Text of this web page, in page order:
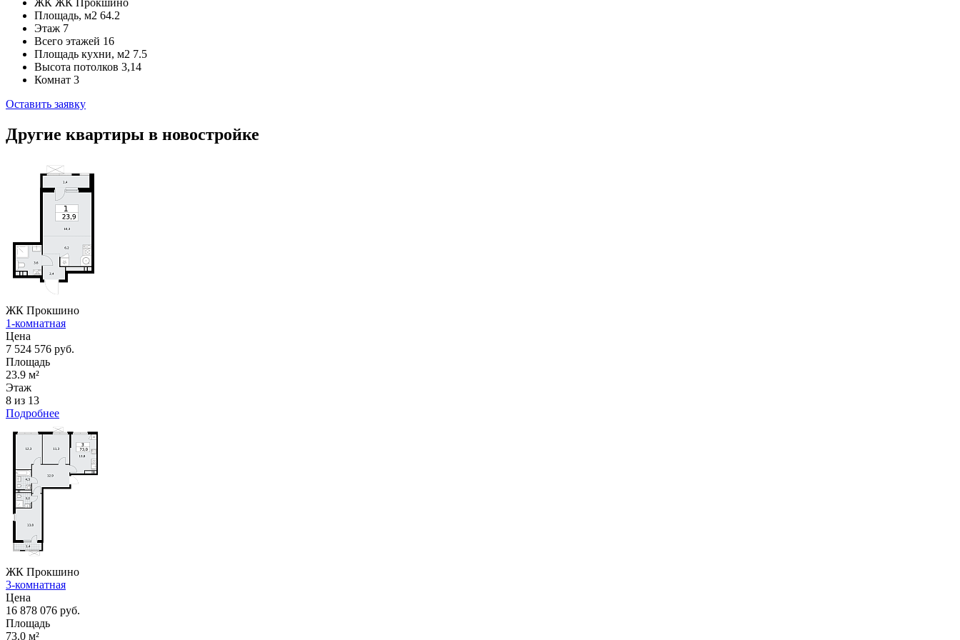
Площадь, м2 64.2
Этаж 7
Всего этажей 16
Площадь кухни, м2 7.5
Высота потолков 3,14
Комнат 3
Оставить заявку
Другие квартиры в новостройке
ЖК Прокшино
1-комнатная
Цена
7 524 576 руб.
Площадь
23.9 м²
Этаж
8 из 13
Подробнее
ЖК Прокшино
3-комнатная
Цена
16 878 076 руб.
Площадь
73.0 м²